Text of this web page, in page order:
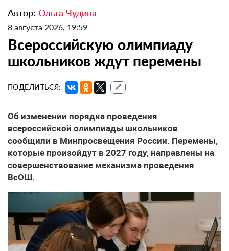
Автор: Ольга Чудина
8 августа 2026, 19:59
Всероссийскую олимпиаду
школьников ждут перемены
ПОДЕЛИТЬСЯ: 🔗
Об изменении порядка проведения
всероссийской олимпиады школьников
сообщили в Минпросвещения России. Перемены,
которые произойдут в 2027 году, направлены на
совершенствование механизма проведения
ВсОШ.